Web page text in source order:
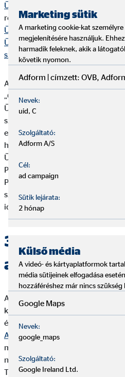
Ügyféltájékoztató-
rendeletben előírt kötelező
Ügyféltájékoztató- Pénzügyi
Ügyféltájékoztató Pénzügyi
szerződések)” elnevezésű
Az „OVB Ügyféltájékoztató -
„OVB Ügyféltájékoztató- Pénzügyi
Ügyféltájékoztató Pénzügyi
szerződések)” dokumentumok
elektronikus formában elérhetők
honlapon az „Ügyféltájékoztató”
Ügyféltájékoztató – Biztosítási”
Pénzügyi közvetítői” valamint az
Pénzügyi közvetítői (Lakás-
szerződések)”elnevezésű
időállapotú verziójának
3. Tájékoztatás
adatok
A személyes adatok kezeléséről
különösen az adatkezelések
érintett jogairól szóló
Adatkezelési Tájékoztató
mindenkor aktuális szövege
nyomtatvany.ovb.hu honlapon az
Tájékoztató” kategóriában, a
Marketing sütik
A marketing cookie-kat
megjelenítésére használjuk.
harmadik feleknek, akik a
követik nyomon.
Adform | címzett: OVB,
Nevek:
uid, C
Szolgáltató:
Adform A/S
Cél:
ad campaign
Sütik lejárata:
2 hónap
Külső média
A videó- és kártyaplatformok
média sütijeinek elfogadása
hozzáféréshez már nincs szükség
Google Maps
Nevek:
google_maps
Szolgáltató:
Google Ireland Ltd.